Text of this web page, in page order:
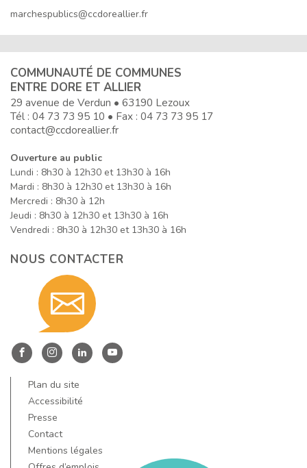
marchespublics@ccdoreallier.fr
COMMUNAUTÉ DE COMMUNES
ENTRE DORE ET ALLIER
29 avenue de Verdun • 63190 Lezoux
Tél : 04 73 73 95 10 • Fax : 04 73 73 95 17
contact@ccdoreallier.fr
Ouverture au public
Lundi : 8h30 à 12h30 et 13h30 à 16h
Mardi : 8h30 à 12h30 et 13h30 à 16h
Mercredi : 8h30 à 12h
Jeudi : 8h30 à 12h30 et 13h30 à 16h
Vendredi : 8h30 à 12h30 et 13h30 à 16h
NOUS CONTACTER
nous
Entre
Allier
sur
Facebook
Entre
Allier
sur
Instagram
Entre
LinkedIn
Entre
Plan du site
Accessibilité
Presse
Contact
Mentions légales